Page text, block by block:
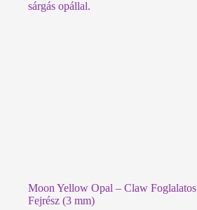
Moon Yellow Opal – Claw Foglalatos
Fejrész (3 mm)